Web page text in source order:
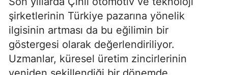
şirketlerinin Türkiye pazarına yönelik
ilgisinin artması da bu eğilimin bir
göstergesi olarak değerlendiriliyor.
Uzmanlar, küresel üretim zincirlerinin